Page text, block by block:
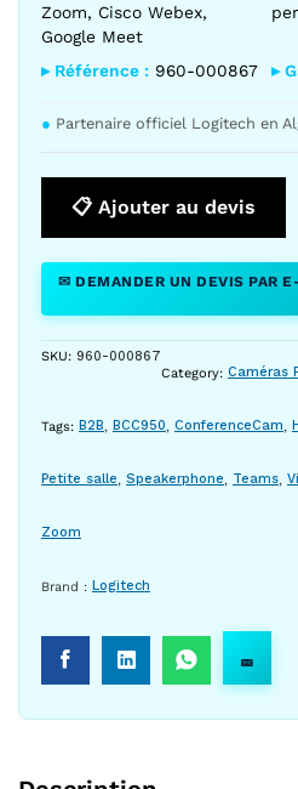
Zoom, Cisco Webex,
Google Meet
▸ Référence : 960-000867 ▸
● Partenaire officiel Logitech en
📋 Ajouter au devis
✉ DEMANDER UN DEVIS PAR
SKU: 960-000867
Category: Caméras
Tags: B2B, BCC950, ConferenceCam,
Petite salle, Speakerphone, Teams,
Zoom
Brand : Logitech